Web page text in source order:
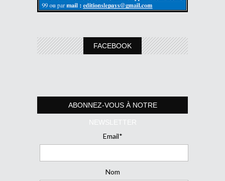
FACEBOOK
ABONNEZ-VOUS À NOTRE
NEWSLETTER
Email*
Nom